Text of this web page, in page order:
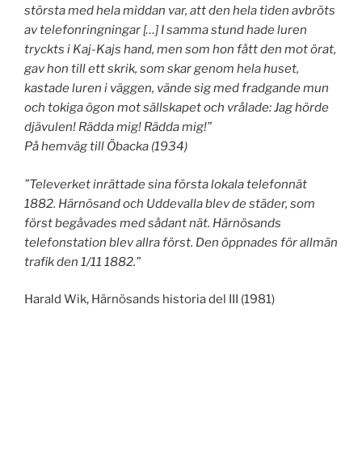
största med hela middan var, att den hela tiden avbröts
av telefonringningar […] I samma stund hade luren
tryckts i Kaj-Kajs hand, men som hon fått den mot örat,
gav hon till ett skrik, som skar genom hela huset,
kastade luren i väggen, vände sig med fradgande mun
och tokiga ögon mot sällskapet och vrålade: Jag hörde
djävulen! Rädda mig! Rädda mig!”
På hemväg till Öbacka (1934)
”Televerket inrättade sina första lokala telefonnät
1882. Härnösand och Uddevalla blev de städer, som
först begåvades med sådant nät. Härnösands
telefonstation blev allra först. Den öppnades för allmän
trafik den 1/11 1882.”
Harald Wik, Härnösands historia del III (1981)